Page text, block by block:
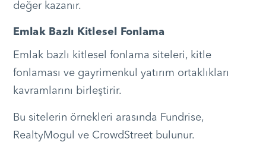
değer kazanır.
Emlak Bazlı Kitlesel Fonlama
Emlak bazlı kitlesel fonlama siteleri, kitle
fonlaması ve gayrimenkul yatırım ortaklıkları
kavramlarını birleştirir.
Bu sitelerin örnekleri arasında Fundrise,
RealtyMogul ve CrowdStreet bulunur.